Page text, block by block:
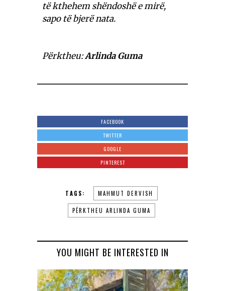
të kthehem shëndoshë e mirë,
sapo të bjerë nata.
Përktheu:Arlinda Guma
FACEBOOK
TWITTER
GOOGLE
PINTEREST
TAGS: MAHMUT DERVISH
PËRKTHEU ARLINDA GUMA
YOU MIGHT BE INTERESTED IN